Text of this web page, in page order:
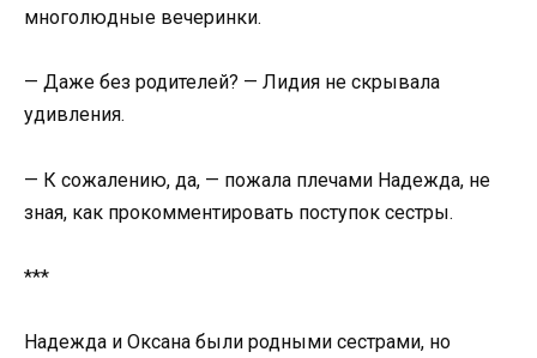
многолюдные вечеринки.
— Даже без родителей? — Лидия не скрывала
удивления.
— К сожалению, да, — пожала плечами Надежда, не
зная, как прокомментировать поступок сестры.
***
Надежда и Оксана были родными сестрами, но